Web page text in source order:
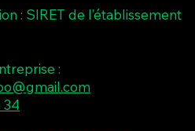
: SIRET de l’établissement
:
34